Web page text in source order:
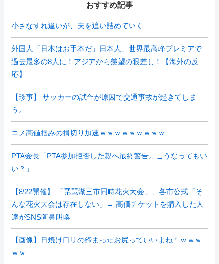
おすすめ記事
小さなすれ違いが、夫を追い詰めていく
外国人「日本はお手本だ」日本人、世界最高峰プレミアで
過去最多の8人に！アジアから羨望の眼差し！【海外の反
応】
【珍事】 サッカーの試合が原因で交通事故が起きてしま
う。
コメ高値掴みの損切り加速ｗｗｗｗｗｗｗｗｗ
PTA会長「PTA参加拒否した親へ最終警告。こうなってもい
い？」
【8/22開催】 「琵琶湖三市同時花火大会」、各市公式「そ
んな花火大会は存在しない」→ 高価チケットを購入した人
達がSNS阿鼻叫喚
【画像】日焼け口リの締まったお尻っていいよね！ｗｗｗ
ｗｗ